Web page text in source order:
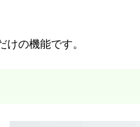
けの機能です。